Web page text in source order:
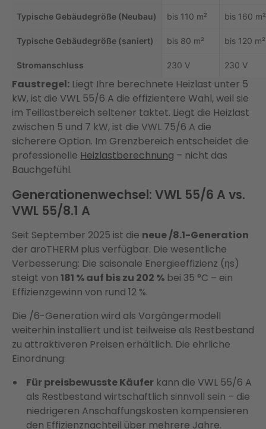
Typische Gebäudegröße (Neubau) bis 110 m² bis 160 m²
Typische Gebäudegröße (saniert) bis 80 m² bis 120 m²
Stromanschluss 230 V 230 V
Faustregel: Liegt Ihre berechnete Heizlast unter 5
kW, ist die VWL 55/6 A die effizientere Wahl, weil sie
im Teillastbereich seltener taktet. Liegt die Heizlast
zwischen 5 und 7 kW, ist die VWL 75/6 A die
sicherere Option. Im Grenzbereich entscheidet die
professionelle Heizlastberechnung – nicht das
Bauchgefühl.
Generationenwechsel: VWL 55/6 A vs.
VWL 55/8.1 A
Seit September 2025 ist die neue /8.1-Generation
der aroTHERM plus verfügbar. Die wesentliche
Verbesserung: Die saisonale Energieeffizienz (ηs)
steigt von 181 % auf bis zu 202 % bei 35 °C – ein
Effizienzgewinn von rund 12 %.
Die /6-Generation wird als Vorgängermodell
weiterhin installiert und ist teilweise als Restbestand
zu attraktiveren Preisen erhältlich. Die ehrliche
Einordnung:
Für preisbewusste Käufer kann die VWL 55/6 A
als Restbestand wirtschaftlich sinnvoll sein – die
niedrigeren Anschaffungskosten kompensieren
den Effizienznachteil über mehrere Jahre.